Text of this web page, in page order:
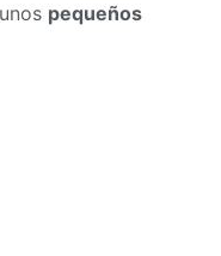
pequeños